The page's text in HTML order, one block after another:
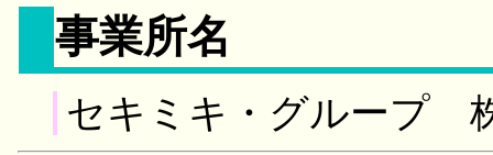
事業所名
セキミキ・グループ